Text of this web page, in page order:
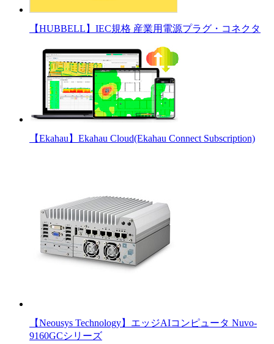
【HUBBELL】IEC規格 産業用電源プラグ・コネクタ
【Ekahau】Ekahau Cloud(Ekahau Connect Subscription)
【Neousys Technology】エッジAIコンピュータ Nuvo-
9160GCシリーズ